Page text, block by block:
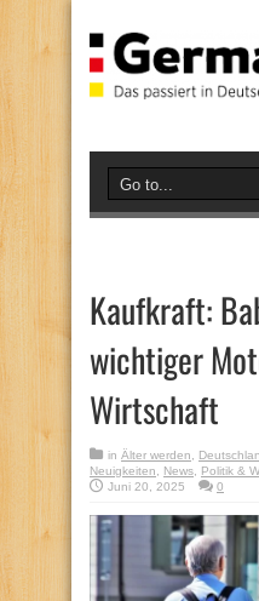
Kaufkraft:
wichtiger
Wirtschaft
in Älter werden
Neuigkeiten
News
Politik &
Juni 20, 2025
0